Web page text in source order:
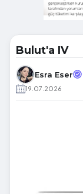
Bulut'a IV
Esra Eser
19.07.2026